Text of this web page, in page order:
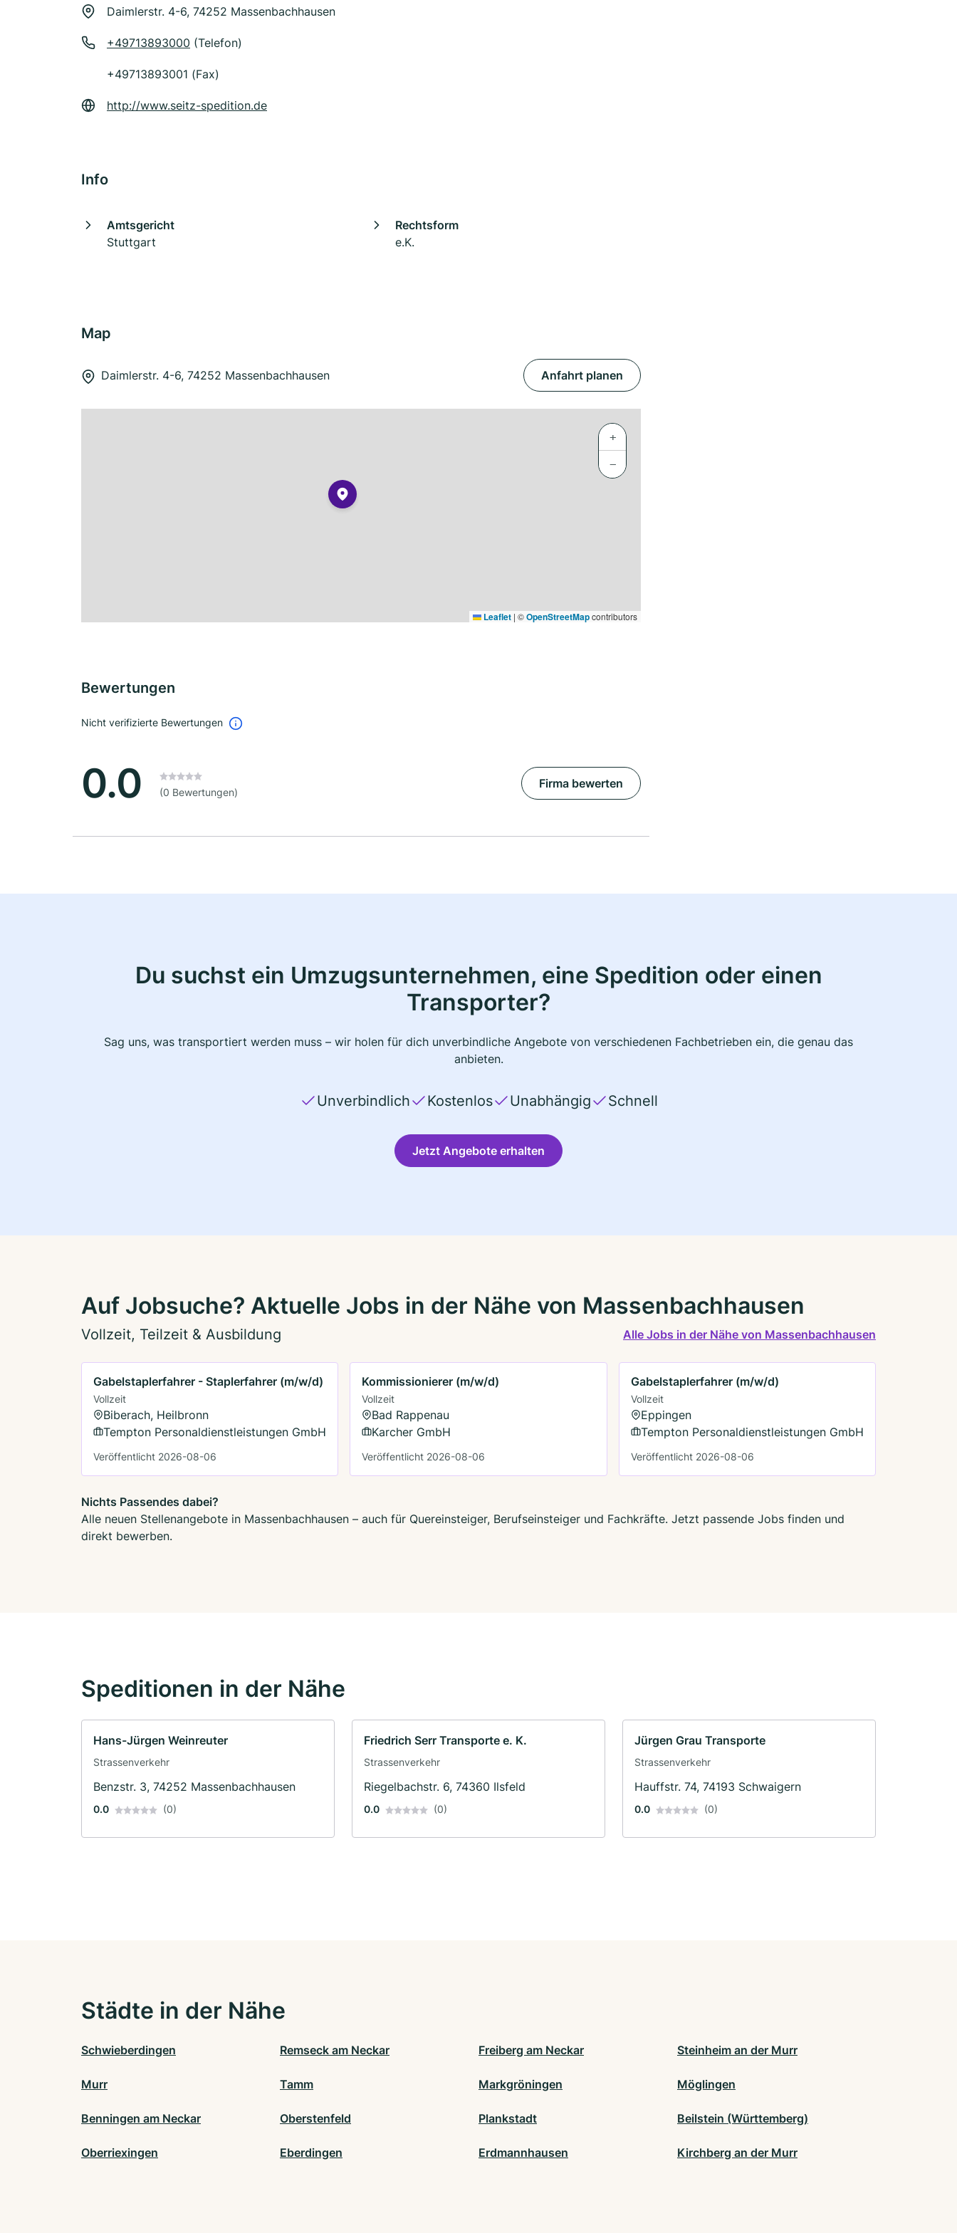
Daimlerstr. 4-6, 74252 Massenbachhausen
+49713893000 (Telefon)
+49713893001 (Fax)
http://www.seitz-spedition.de
Info
Amtsgericht
Stuttgart
Rechtsform
e.K.
Map
Daimlerstr. 4-6, 74252 Massenbachhausen Anfahrt planen
+
−
Leaflet | ©OpenStreetMapcontributors
Bewertungen
Nicht verifizierte Bewertungen
0.0 (0 Bewertungen)
Firma bewerten
Du suchst ein Umzugsunternehmen, eine Spedition oder einen
Transporter?
Sag uns, was transportiert werden muss – wir holen für dich unverbindliche Angebote von verschiedenen Fachbetrieben ein, die genau das
anbieten.
Unverbindlich Kostenlos Unabhängig Schnell
Jetzt Angebote erhalten
Auf Jobsuche? Aktuelle Jobs in der Nähe von Massenbachhausen
Vollzeit, Teilzeit & Ausbildung Alle Jobs in der Nähe von Massenbachhausen
Gabelstaplerfahrer - Staplerfahrer (m/w/d)
Vollzeit
Biberach, Heilbronn
Tempton Personaldienstleistungen GmbH
Veröffentlicht 2026-08-06
Kommissionierer (m/w/d)
Vollzeit
Bad Rappenau
Karcher GmbH
Veröffentlicht 2026-08-06
Gabelstaplerfahrer (m/w/d)
Vollzeit
Eppingen
Tempton Personaldienstleistungen GmbH
Veröffentlicht 2026-08-06
Nichts Passendes dabei?
Alle neuen Stellenangebote in Massenbachhausen – auch für Quereinsteiger, Berufseinsteiger und Fachkräfte. Jetzt passende Jobs finden und
direkt bewerben.
Speditionen in der Nähe
Hans-Jürgen Weinreuter
Strassenverkehr
Benzstr. 3, 74252 Massenbachhausen
0.0 (0)
Friedrich Serr Transporte e. K.
Strassenverkehr
Riegelbachstr. 6, 74360 Ilsfeld
0.0 (0)
Jürgen Grau Transporte
Strassenverkehr
Hauffstr. 74, 74193 Schwaigern
0.0 (0)
Städte in der Nähe
Schwieberdingen Remseck am Neckar Freiberg am Neckar Steinheim an der Murr
Murr Tamm Markgröningen Möglingen
Benningen am Neckar Oberstenfeld Plankstadt Beilstein (Württemberg)
Oberriexingen Eberdingen Erdmannhausen Kirchberg an der Murr